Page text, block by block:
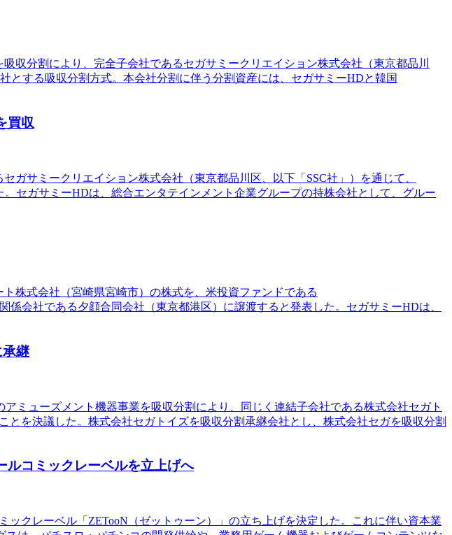
収分割により、完全子会社であるセガサミークリエイション株式会社（東京都品川
とする吸収分割方式。本会社分割に伴う分割資産には、セガサミーHDと韓国
買収
ガサミークリエイション株式会社（東京都品川区、以下「SSC社」）を通じて、
セガサミーHDは、総合エンタテインメント企業グループの持株会社として、グルー
株式会社（宮崎県宮崎市）の株式を、米投資ファンドである
係会社である夕顔合同会社（東京都港区）に譲渡すると発表した。セガサミーHDは、
継
ミューズメント機器事業を吸収分割により、同じく連結子会社である株式会社セガト
を決議した。株式会社セガトイズを吸収分割承継会社とし、株式会社セガを吸収分割
ルコミックレーベルを立上げへ
クレーベル「ZETooN（ゼットゥーン）」の立ち上げを決定した。これに伴い資本業